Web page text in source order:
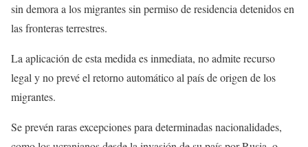
sin demora a los migrantes sin permiso de residencia detenidos en
las fronteras terrestres.
La aplicación de esta medida es inmediata, no admite recurso
legal y no prevé el retorno automático al país de origen de los
migrantes.
Se prevén raras excepciones para determinadas nacionalidades,